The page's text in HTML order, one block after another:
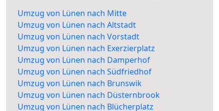
Umzug von Lünen nach Mitte
Umzug von Lünen nach Altstadt
Umzug von Lünen nach Vorstadt
Umzug von Lünen nach Exerzierplatz
Umzug von Lünen nach Damperhof
Umzug von Lünen nach Südfriedhof
Umzug von Lünen nach Brunswik
Umzug von Lünen nach Düsternbrook
Umzug von Lünen nach Blücherplatz